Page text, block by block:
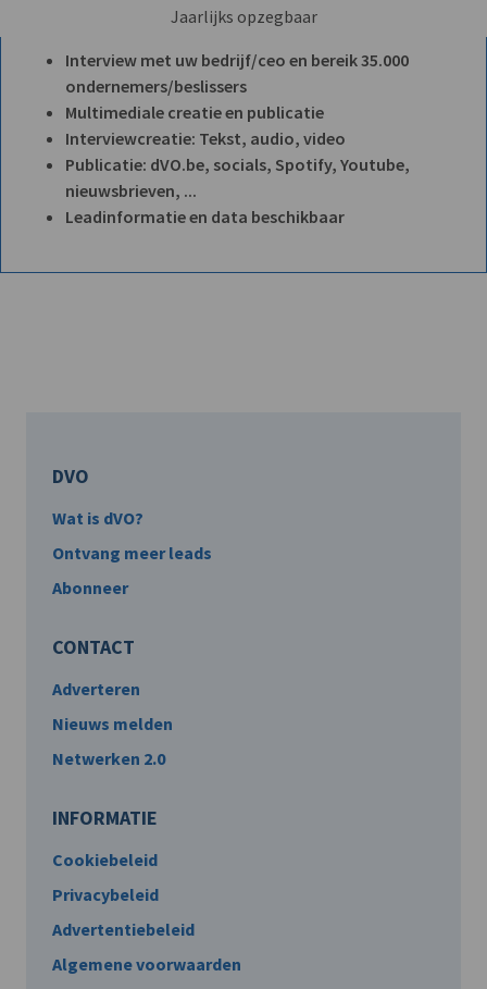
Jaarlijks opzegbaar
Interview met uw bedrijf/ceo en bereik 35.000
ondernemers/beslissers
Multimediale creatie en publicatie
Interviewcreatie: Tekst, audio, video
Publicatie: dVO.be, socials, Spotify, Youtube,
nieuwsbrieven, ...
Leadinformatie en data beschikbaar
DVO
Wat is dVO?
Ontvang meer leads
Abonneer
CONTACT
Adverteren
Nieuws melden
Netwerken 2.0
INFORMATIE
Cookiebeleid
Privacybeleid
Advertentiebeleid
Algemene voorwaarden